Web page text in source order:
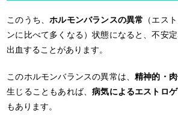
このうち、ホルモンバランスの異常 （エス
ンに比べて多くなる）状態になると、不安
出血することがあります。
このホルモンバランスの異常は、精神的・
生じることもあれば、病気によるエストロ
もあります。